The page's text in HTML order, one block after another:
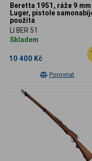
Porovnat
Beretta 1951, ráže 9 mm
Luger, pistole
použitá
LI BER 51
Skladem
10 400 Kč